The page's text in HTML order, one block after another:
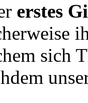
erstes
sich